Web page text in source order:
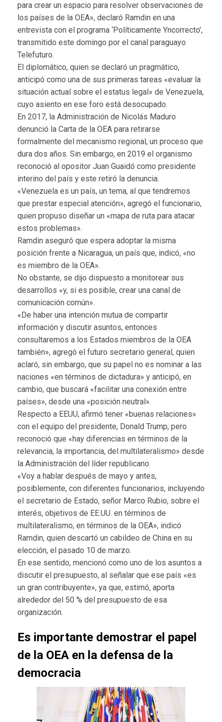
para crear un espacio para resolver observaciones de
los países de la OEA», declaró Ramdin en una
entrevista con el programa ‘Políticamente Yncorrecto’,
transmitido este domingo por el canal paraguayo
Telefuturo.
El diplomático, quien se declaró un pragmático,
anticipó como una de sus primeras tareas «evaluar la
situación actual sobre el estatus legal» de Venezuela,
cuyo asiento en ese foro está desocupado.
En 2017, la Administración de Nicolás Maduro
denunció la Carta de la OEA para retirarse
formalmente del mecanismo regional, un proceso que
dura dos años. Sin embargo, en 2019 el organismo
reconoció al opositor Juan Guaidó como presidente
interino del país y este retiró la denuncia.
«Venezuela es un país, un tema, al que tendremos
que prestar especial atención», agregó el funcionario,
quien propuso diseñar un «mapa de ruta para atacar
estos problemas».
Ramdin aseguró que espera adoptar la misma
posición frente a Nicaragua, un país que, indicó, «no
es miembro de la OEA».
No obstante, se dijo dispuesto a monitorear sus
desarrollos «y, si es posible, crear una canal de
comunicación común».
«De haber una intención mutua de compartir
información y discutir asuntos, entonces
consultaremos a los Estados miembros de la OEA
también», agregó el futuro secretario general, quien
aclaró, sin embargo, que su papel no es nominar a las
naciones «en términos de dictadura» y anticipó, en
cambio, que buscará «facilitar una conexión entre
países», desde una «posición neutral».
Respecto a EEUU, afirmó tener «buenas relaciones»
con el equipo del presidente, Donald Trump, pero
reconoció que «hay diferencias en términos de la
relevancia, la importancia, del multilateralismo» desde
la Administración del líder republicano.
«Voy a hablar después de mayo y antes,
posiblemente, con diferentes funcionarios, incluyendo
el secretario de Estado, señor Marco Rubio, sobre el
interés, objetivos de EE.UU. en términos de
multilateralismo, en términos de la OEA», indicó
Ramdin, quien descartó un cabildeo de China en su
elección, el pasado 10 de marzo.
En ese sentido, mencionó como uno de los asuntos a
discutir el presupuesto, al señalar que ese país «es
un gran contribuyente», ya que, estimó, aporta
alrededor del 50 % del presupuesto de esa
organización.
Es importante demostrar el papel
de la OEA en la defensa de la
democracia